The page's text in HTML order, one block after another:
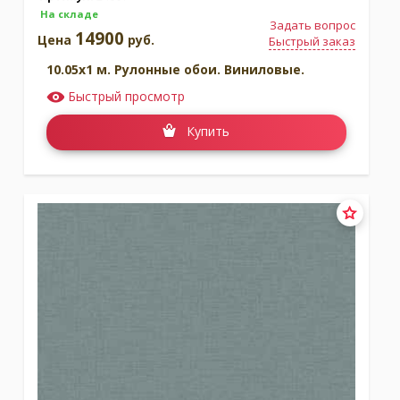
На складе
Задать вопрос
Быстрый заказ
Цена 14900 руб.
10.05x1 м. Рулонные обои. Виниловые.
Быстрый просмотр
Купить